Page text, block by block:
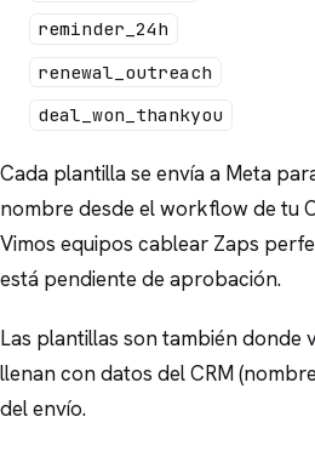
reminder_24h
renewal_outreach
deal_won_thankyou
Cada plantilla se envía a Meta
nombre desde el workflow de tu
Vimos equipos cablear Zaps
está pendiente de aprobación.
Las plantillas son también donde
llenan con datos del CRM
del envío.